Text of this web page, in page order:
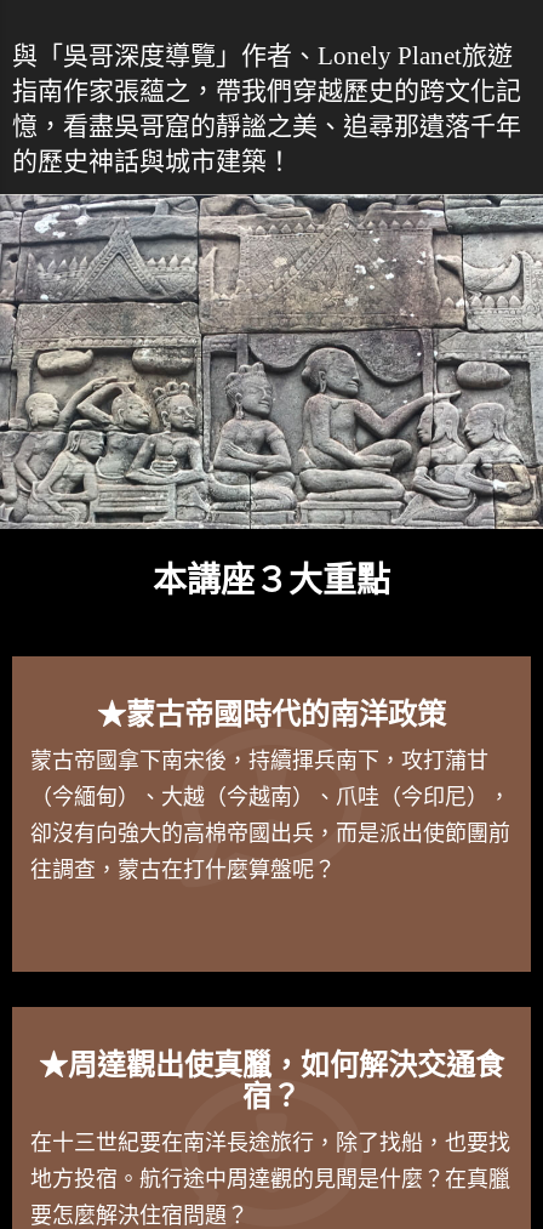
與「吳哥深度導覽」作者、Lonely Planet旅遊
指南作家張蘊之，帶我們穿越歷史的跨文化記
憶，看盡吳哥窟的靜謐之美、追尋那遺落千年
的歷史神話與城市建築！
本講座３大重點
★蒙古帝國時代的南洋政策
蒙古帝國拿下南宋後，持續揮兵南下，攻打蒲甘
（今緬甸）、大越（今越南）、爪哇（今印尼），
卻沒有向強大的高棉帝國出兵，而是派出使節團前
往調查，蒙古在打什麼算盤呢？
★周達觀出使真臘，如何解決交通食
宿？
在十三世紀要在南洋長途旅行，除了找船，也要找
地方投宿。航行途中周達觀的見聞是什麼？在真臘
要怎麼解決住宿問題？